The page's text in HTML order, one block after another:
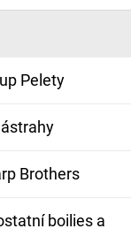
Pelety
Brothers
boilies a